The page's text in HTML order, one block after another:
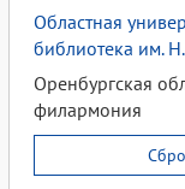
Областная
библиотека им.
Оренбургская
филармония